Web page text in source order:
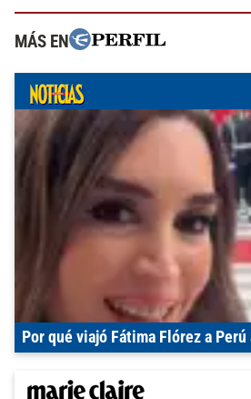
MÁS EN
Por qué viajó Fátima Flórez a